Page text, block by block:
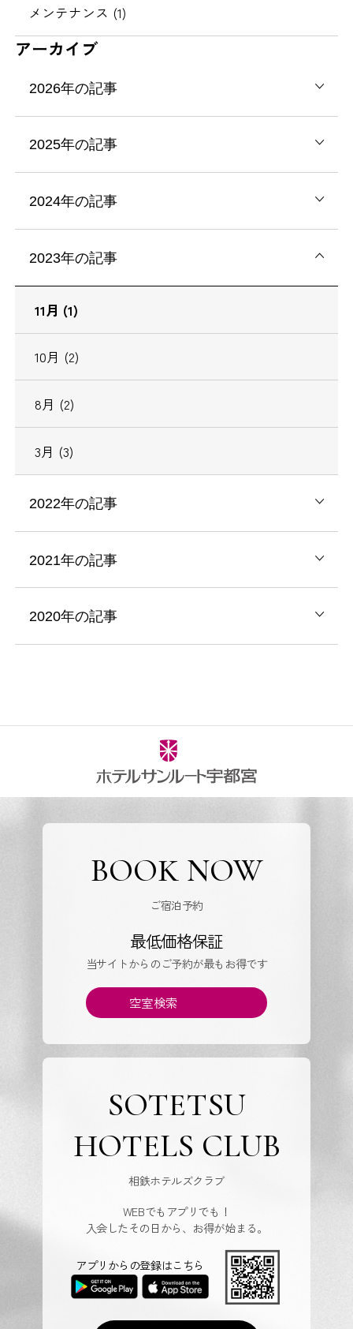
メンテナンス (1)
アーカイブ
2026年の記事
2025年の記事
2024年の記事
2023年の記事
11月 (1)
10月 (2)
8月 (2)
3月 (3)
2022年の記事
2021年の記事
2020年の記事
BOOK NOW
ご宿泊予約
最低価格保証
当サイトからのご予約が最もお得です
空室検索
SOTETSU
HOTELS CLUB
相鉄ホテルズクラブ
WEBでもアプリでも！
入会したその日から、お得が始まる。
アプリからの登録はこちら